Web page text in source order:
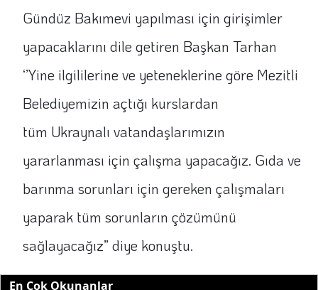
Gündüz Bakımevi yapılması için girişimler
yapacaklarını dile getiren Başkan Tarhan
‘’Yine ilgililerine ve yeteneklerine göre Mezitli
Belediyemizin açtığı kurslardan
tüm Ukraynalı vatandaşlarımızın
yararlanması için çalışma yapacağız. Gıda ve
barınma sorunları için gereken çalışmaları
yaparak tüm sorunların çözümünü
sağlayacağız” diye konuştu.
En Çok Okunanlar